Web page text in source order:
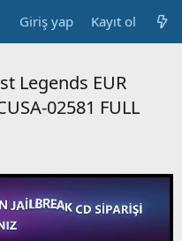
Giriş yap Kayıt ol
Legends EUR
02581 FULL